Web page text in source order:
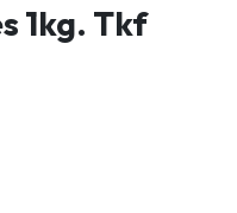
1kg. Tkf